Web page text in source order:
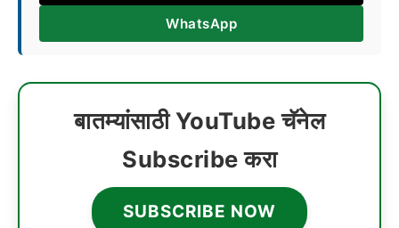
WhatsApp
बातम्यांसाठी YouTube चॅनेल
Subscribe करा
SUBSCRIBE NOW